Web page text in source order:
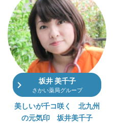
坂井 美千子
さかい薬局グループ
navigate_next
美しいが千コ咲く 北九州
の元気印 坂井美千子